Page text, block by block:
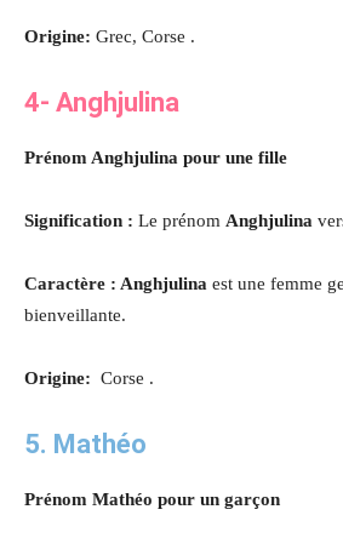
Origine: Grec, Corse .
4- Anghjulina
Prénom Anghjulina pour une fille
Signification : Le prénom Anghjulina
Caractère : Anghjulina est une femme
bienveillante.
Origine: Corse .
5. Mathéo
Prénom Mathéo pour un garçon